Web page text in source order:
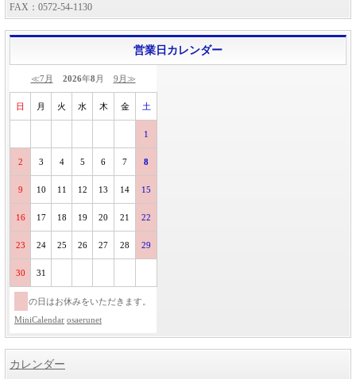
FAX：0572-54-1130
営業日カレンダー
≪7月 2026年8 月 9月≫
日 月 火 水 木 金 土
1
2 3 4 5 6 7 8
9 10 11 12 13 14 15
16 17 18 19 20 21 22
23 24 25 26 27 28 29
30 31
の日はお休みをいただきます。
MiniCalendar osaerunet
カレンダー